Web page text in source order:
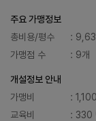
주요 가맹정보
총비용/평수
:
가맹점 수
: 9개
개설정보 안내
가맹비
:
교육비
: 330